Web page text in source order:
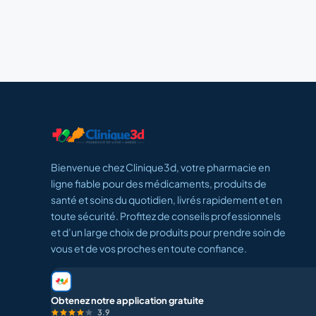
Bienvenue chez Clinique3d, votre pharmacie en
ligne fiable pour des médicaments, produits de
santé et soins du quotidien, livrés rapidement et en
toute sécurité. Profitez de conseils professionnels
et d’un large choix de produits pour prendre soin de
vous et de vos proches en toute confiance.
Obtenez notre application gratuite
3.9